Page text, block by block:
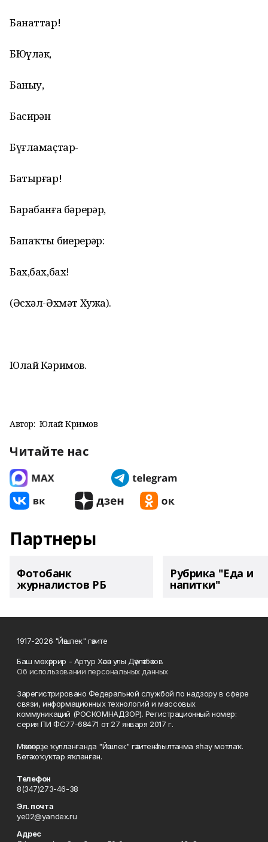
Банаттар!
БЮүләк,
Баныу,
Басирҙән
Бүғламаҫтар-
Батырғар!
Барабанға бәрерҙәр,
Бапаҡты биҙҙерерҙәр:
Бах,бах,бах!
(Әсхәл-Әхмәт Хужа).
Юлай Кәримов.
Автор: Юлай Кәримов
Читайте нас
Партнеры
Фотобанк
журналистов РБ
Рубрика "Еда и
напитки"
1917-2026 "Йәшлек" гәзите
Баш мөхәррир - Артур Хәсән улы Дәүләтбәков
Об использовании персональных данных
Зарегистрировано Федеральной службой по надзору в сфере
связи, информационных технологий и массовых
коммуникаций (РОСКОМНАДЗОР). Регистрационный номер:
серия ПИ ФС77-68471 от 27 января 2017 г.
Мәҡәләләрҙе ҡулланғанда "Йәшлек" гәзитенә һылтанма яһау мотлаҡ.
Бөтә хоҡуҡтар яҡланған.
Телефон
8(347)273-46-38
Эл. почта
ye02@yandex.ru
Адрес